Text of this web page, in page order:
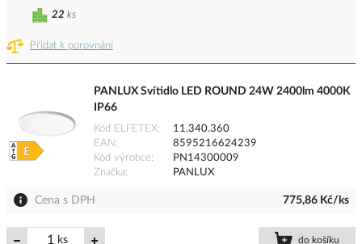
Přidat k porovnání
22 ks
PANLUX Svítidlo LED ROUND 24W 2400lm 4000K
IP66
Kód ELFETEX
11.340.360
EAN
8595216624239
Kód výrobce
PN14300009
Značka
PANLUX
Cena s DPH 775,86 Kč/ks
ks do košíku